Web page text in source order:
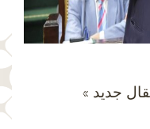
جديد »